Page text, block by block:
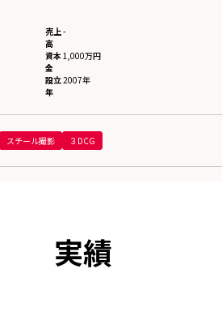
売上
高
-
資本
金
1,000万円
設立
年
2007年
スチール撮影 ３DCG
実績